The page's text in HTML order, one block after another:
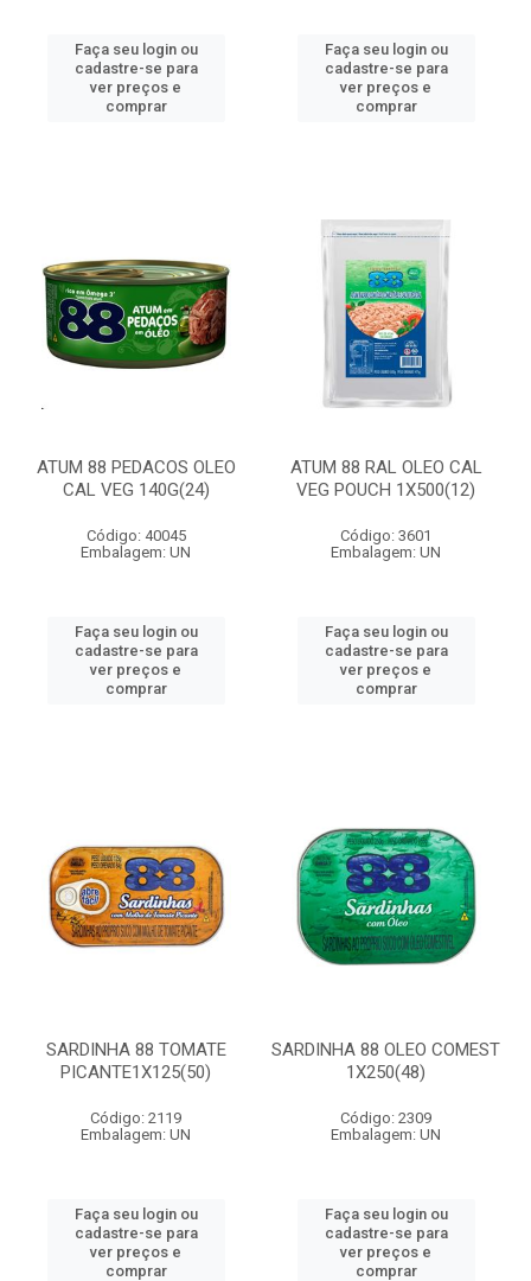
Faça seu login ou
cadastre-se para
ver preços e
comprar
Faça seu login ou
cadastre-se para
ver preços e
comprar
ATUM 88 PEDACOS OLEO
CAL VEG 140G(24)
Código: 40045
Embalagem: UN
Faça seu login ou
cadastre-se para
ver preços e
comprar
ATUM 88 RAL OLEO CAL
VEG POUCH 1X500(12)
Código: 3601
Embalagem: UN
Faça seu login ou
cadastre-se para
ver preços e
comprar
SARDINHA 88 TOMATE
PICANTE1X125(50)
Código: 2119
Embalagem: UN
Faça seu login ou
cadastre-se para
ver preços e
comprar
SARDINHA 88 OLEO COMEST
1X250(48)
Código: 2309
Embalagem: UN
Faça seu login ou
cadastre-se para
ver preços e
comprar